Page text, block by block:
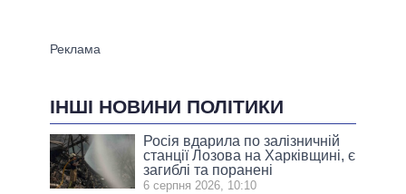
ІНШІ НОВИНИ ПОЛІТИКИ
Росія вдарила по залізничній
станції Лозова на Харківщині, є
загиблі та поранені
6 серпня 2026, 10:10